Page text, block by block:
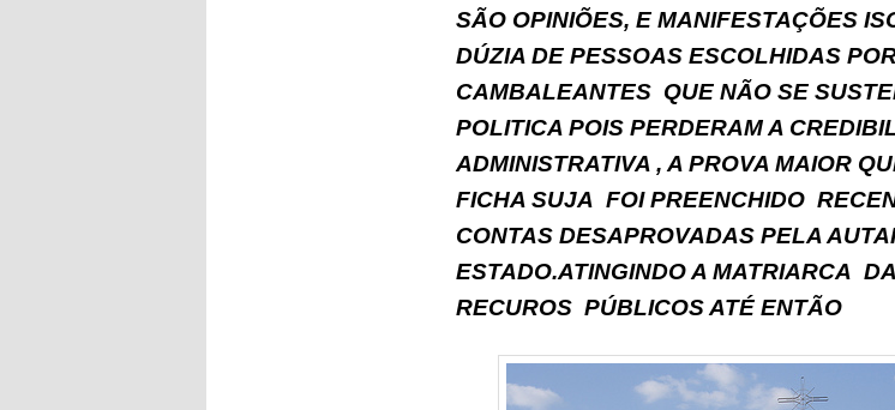
SÃO OPINIÕES, E MANIFESTAÇÕES
DÚZIA DE PESSOAS ESCOLHIDAS
CAMBALEANTES QUE NÃO SE
POLITICA POIS PERDERAM A
ADMINISTRATIVA , A PROVA MAIOR
FICHA SUJA FOI PREENCHIDO
CONTAS DESAPROVADAS PELA
ESTADO.ATINGINDO A MATRIARCA
RECUROS PÚBLICOS ATÉ ENTÃO